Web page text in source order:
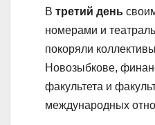
В третий день
номерами и
покоряли
Новозыбкове,
факультета и
международных